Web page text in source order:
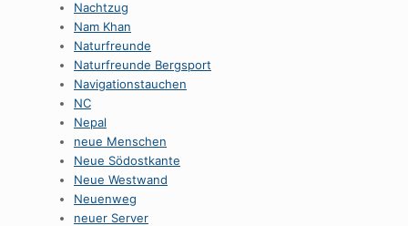
Nachtzug
Nam Khan
Naturfreunde
Naturfreunde Bergsport
Navigationstauchen
NC
Nepal
neue Menschen
Neue Södostkante
Neue Westwand
Neuenweg
neuer Server